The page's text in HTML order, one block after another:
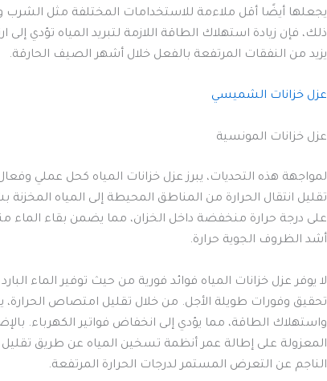
يجعلها أيضًا أقل ملاءمة للاستخدامات المختلفة مثل الشرب
ذلك، فإن زيادة استهلاك الطاقة اللازمة لتبريد المياه تؤدي إلى
يزيد من النفقات المرتفعة بالفعل خلال أشهر الصيف الحارقة.
عزل خزانات الشميسي
عزل خزانات المونسية
لمواجهة هذه التحديات، يبرز عزل خزانات المياه كحل عملي
تقليل انتقال الحرارة من المناطق المحيطة إلى المياه
على درجة حرارة منخفضة داخل الخزان، مما يضمن بقاء الماء
أشد الظروف الجوية حرارة.
لا يوفر عزل خزانات المياه فوائد فورية من حيث توفير الماء
تحقيق وفورات طويلة الأجل. من خلال تقليل امتصاص الحرارة،
واستهلاك الطاقة، مما يؤدي إلى انخفاض فواتير الكهرباء.
المعزولة على إطالة عمر أنظمة تسخين المياه عن طريق تقليل
الناجم عن التعرض المستمر لدرجات الحرارة المرتفعة.